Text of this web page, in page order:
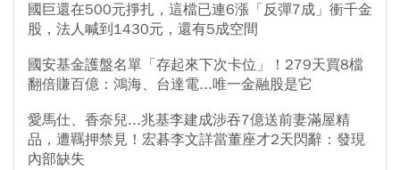
國巨還在500元掙扎，這檔已連6漲「反彈7成」衝千金
股，法人喊到1430元，還有5成空間
國安基金護盤名單「存起來下次卡位」！279天買8檔
翻倍賺百億：鴻海、台達電...唯一金融股是它
愛馬仕、香奈兒...兆基李建成涉吞7億送前妻滿屋精
品，遭羈押禁見！宏碁李文詳當董座才2天閃辭：發現
內部缺失